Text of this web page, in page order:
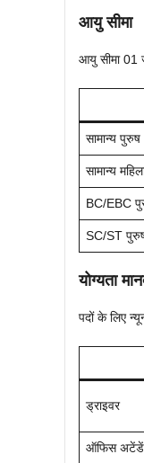
आयु सीमा
आयु सीमा 01
सामान्य पुरुष
सामान्य
BC/EBC
SC/ST
योग्यता
पदों के लिए
ड्राइवर
ऑफिस